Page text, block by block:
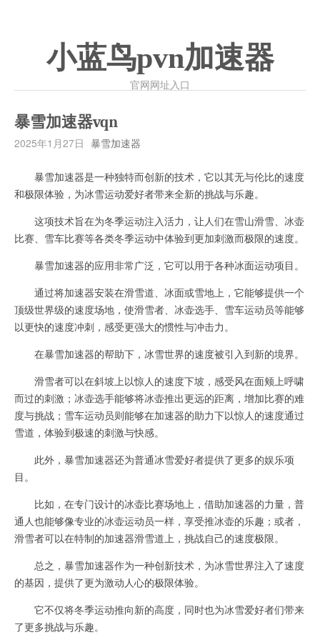
小蓝鸟pvn加速器
官网网址入口
暴雪加速器vqn
2025年1月27日 暴雪加速器
暴雪加速器是一种独特而创新的技术，它以其无与伦比的速度
和极限体验，为冰雪运动爱好者带来全新的挑战与乐趣。
这项技术旨在为冬季运动注入活力，让人们在雪山滑雪、冰壶
比赛、雪车比赛等各类冬季运动中体验到更加刺激而极限的速度。
暴雪加速器的应用非常广泛，它可以用于各种冰面运动项目。
通过将加速器安装在滑雪道、冰面或雪地上，它能够提供一个
顶级世界级的速度场地，使滑雪者、冰壶选手、雪车运动员等能够
以更快的速度冲刺，感受更强大的惯性与冲击力。
在暴雪加速器的帮助下，冰雪世界的速度被引入到新的境界。
滑雪者可以在斜坡上以惊人的速度下坡，感受风在面颊上呼啸
而过的刺激；冰壶选手能够将冰壶推出更远的距离，增加比赛的难
度与挑战；雪车运动员则能够在加速器的助力下以惊人的速度通过
雪道，体验到极速的刺激与快感。
此外，暴雪加速器还为普通冰雪爱好者提供了更多的娱乐项
目。
比如，在专门设计的冰壶比赛场地上，借助加速器的力量，普
通人也能够像专业的冰壶运动员一样，享受推冰壶的乐趣；或者，
滑雪者可以在特制的加速器滑雪道上，挑战自己的速度极限。
总之，暴雪加速器作为一种创新技术，为冰雪世界注入了速度
的基因，提供了更为激动人心的极限体验。
它不仅将冬季运动推向新的高度，同时也为冰雪爱好者们带来
了更多挑战与乐趣。